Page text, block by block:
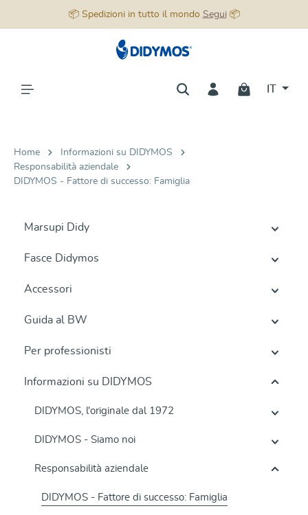
📦 Spedizioni in tutto il mondo Segui📦
Home
Informazioni su DIDYMOS
Responsabilità aziendale
DIDYMOS - Fattore di successo: Famiglia
Marsupi Didy
Fasce Didymos
Accessori
Guida al BW
Per professionisti
Informazioni su DIDYMOS
DIDYMOS, l'originale dal 1972
DIDYMOS - Siamo noi
Responsabilità aziendale
DIDYMOS - Fattore di successo: Famiglia